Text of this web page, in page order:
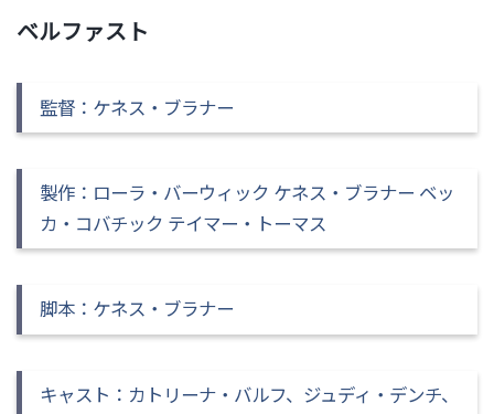
ベルファスト
監督 ：ケネス・ブラナー
製作：ローラ・バーウィック ケネス・ブラナー ベッ
カ・コバチック テイマー・トーマス
脚本：ケネス・ブラナー
キャスト：カトリーナ・バルフ、ジュディ・デンチ、